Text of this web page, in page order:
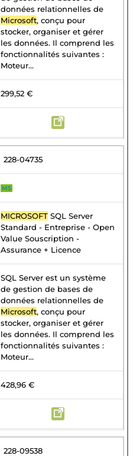
données relationnelles de
Microsoft, conçu pour
stocker, organiser et gérer
les données. Il comprend les
fonctionnalités suivantes :
Moteur...
299,52 €
228-04735
MS
MICROSOFT SQL Server
Standard - Entreprise - Open
Value Souscription -
Assurance + Licence
SQL Server est un système
de gestion de bases de
données relationnelles de
Microsoft, conçu pour
stocker, organiser et gérer
les données. Il comprend les
fonctionnalités suivantes :
Moteur...
428,96 €
228-09538